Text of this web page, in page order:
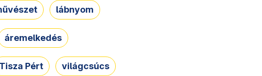
lábnyom
áremelkedés
Tisza Pért világcsúcs